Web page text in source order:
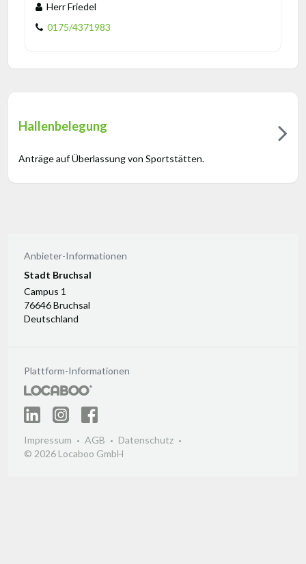
Herr Friedel
0175/4371983
Hallenbelegung
Anträge auf Überlassung von Sportstätten.
Anbieter-Informationen
Stadt Bruchsal
Campus 1
76646 Bruchsal
Deutschland
Plattform-Informationen
Impressum AGB
Datenschutz
© 2026 Locaboo GmbH